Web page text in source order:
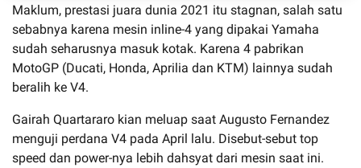
Maklum, prestasi juara dunia 2021 itu stagnan, salah satu
sebabnya karena mesin inline-4 yang dipakai Yamaha
sudah seharusnya masuk kotak. Karena 4 pabrikan
MotoGP (Ducati, Honda, Aprilia dan KTM) lainnya sudah
beralih ke V4.
Gairah Quartararo kian meluap saat Augusto Fernandez
menguji perdana V4 pada April lalu. Disebut-sebut top
speed dan power-nya lebih dahsyat dari mesin saat ini.